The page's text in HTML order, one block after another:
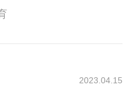
2023.04.15